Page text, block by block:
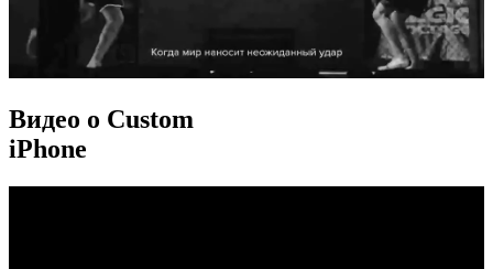
Видео о Custom
iPhone